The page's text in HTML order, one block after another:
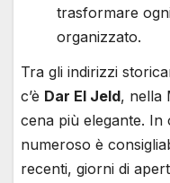
trasformare
organizzato.
Tra gli indirizzi
c’è Dar El Jeld, nella
cena più elegante.
numeroso è
recenti, giorni di